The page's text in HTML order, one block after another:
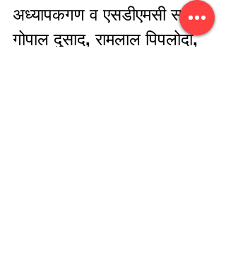
अध्यापकगण व एसडीएमसी सदस्य
गोपाल दुसाद, रामलाल पिपलोदा,